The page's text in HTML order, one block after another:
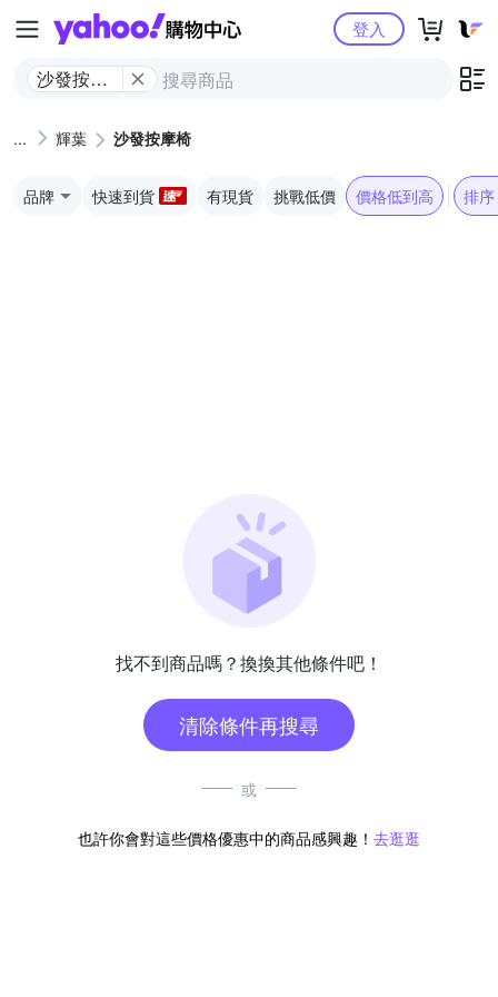
Yahoo購物中心
沙發按摩
登入
輝葉 沙發按摩椅
品牌 快速到貨 有現貨 挑戰低價 價格低到高 排序
找不到商品嗎？換換其他條件吧！
清除條件再搜尋
或
也許你會對這些價格優惠中的商品感興趣！ 去逛逛